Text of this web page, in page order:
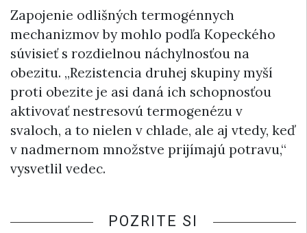
Zapojenie odlišných termogénnych
mechanizmov by mohlo podľa Kopeckého
súvisieť s rozdielnou náchylnosťou na
obezitu. „Rezistencia druhej skupiny myší
proti obezite je asi daná ich schopnosťou
aktivovať nestresovú termogenézu v
svaloch, a to nielen v chlade, ale aj vtedy, keď
v nadmernom množstve prijímajú potravu,“
vysvetlil vedec.
POZRITE SI